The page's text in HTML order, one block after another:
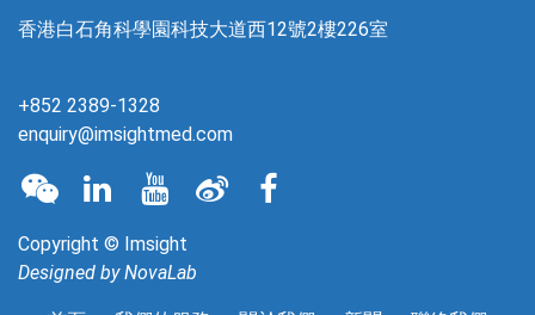
香港白石角科學園科技大道西12號2樓226室
+852 2389-1328
enquiry@imsightmed.com
Copyright © Imsight
Designed byNovaLab